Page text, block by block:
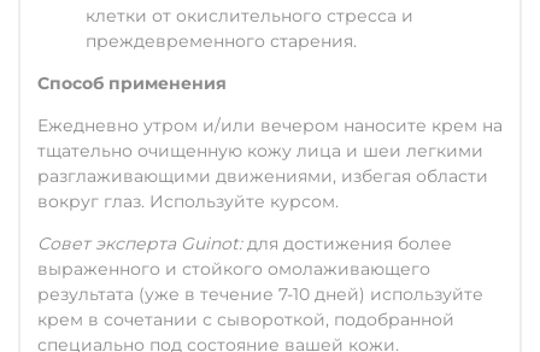
клетки от окислительного стресса и
преждевременного старения.
Способ применения
Ежедневно утром и/или вечером наносите крем на
тщательно очищенную кожу лица и шеи легкими
разглаживающими движениями, избегая области
вокруг глаз. Используйте курсом.
Совет эксперта Guinot:для достижения более
выраженного и стойкого омолаживающего
результата (уже в течение 7-10 дней) используйте
крем в сочетании с сывороткой, подобранной
специально под состояние вашей кожи.